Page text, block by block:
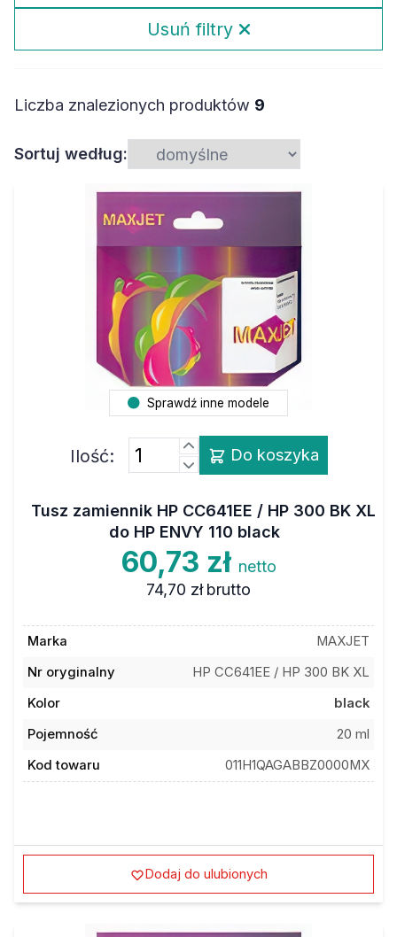
Usuń filtry
Liczba znalezionych produktów 9
Sortuj według:
Sprawdź inne modele
Ilość: Do koszyka
Tusz zamiennik HP CC641EE / HP 300 BK XL
do HP ENVY 110 black
60,73 zł netto
74,70 zł brutto
Marka
MAXJET
Nr oryginalny
HP CC641EE / HP 300 BK XL
Kolor
black
Pojemność
20 ml
Kod towaru
011H1QAGABBZ0000MX
Dodaj do ulubionych